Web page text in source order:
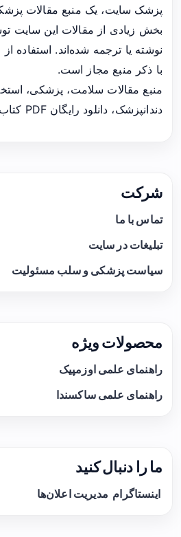
پزشک سایت، یک منبع مقالات
بخش زیادی از مقالات این سایت
نوشته یا ترجمه شده‌اند. استفاده
با ذکر منبع مجاز است.
منبع مقالات سلامت، پزشکی،
دندانپزشک، دانلود رایگان PDF کتاب‌های پزشکی.
شرکت
تماس با ما
تبلیغات در سایت
سیاست پزشکی و سلب مسئولیت
محصولات ویژه
راهنمای علمی اوزمپیک
راهنمای علمی ساکسندا
ما را دنبال کنید
اینستاگرام مدیریت اعلان‌ها